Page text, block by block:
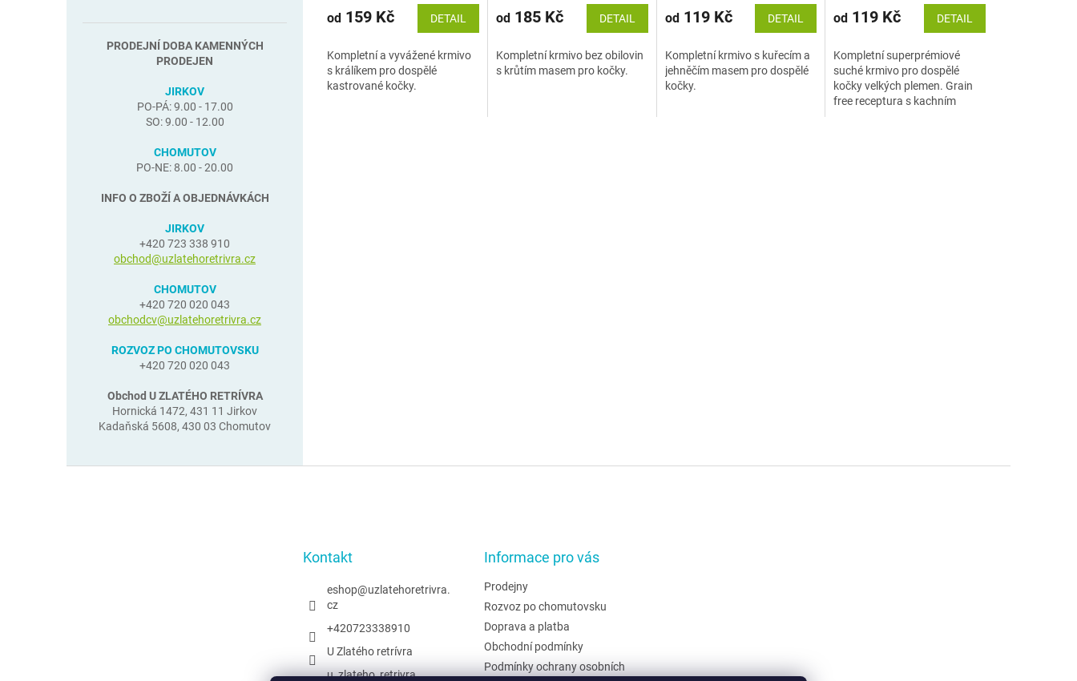
PRODEJNÍ DOBA KAMENNÝCH
PRODEJEN
JIRKOV
PO-PÁ: 9.00 - 17.00
SO: 9.00 - 12.00
CHOMUTOV
PO-NE: 8.00 - 20.00
INFO O ZBOŽÍ A OBJEDNÁVKÁCH
JIRKOV
+420 723 338 910
obchod@uzlatehoretrivra.cz
CHOMUTOV
+420 720 020 043
obchodcv@uzlatehoretrivra.cz
ROZVOZ PO CHOMUTOVSKU
+420 720 020 043
Obchod U ZLATÉHO RETRÍVRA
Hornická 1472, 431 11 Jirkov
Kadaňská 5608, 430 03 Chomutov
od 159 Kč DETAIL
Kompletní a vyvážené krmivo
s králíkem pro dospělé
kastrované kočky.
od185 Kč DETAIL
Kompletní krmivo bez obilovin
s krůtím masem pro kočky.
od119 Kč DETAIL
Kompletní krmivo s kuřecím a
jehněčím masem pro dospělé
kočky.
od 119 Kč DETAIL
Kompletní superprémiové
suché krmivo pro dospělé
kočky velkých plemen. Grain
free receptura s kachním
Kontakt
eshop@uzlatehoretrivra.
cz
+420723338910
U Zlatého retrívra
u_zlateho_retrivra
Informace pro vás
Prodejny
Rozvoz po chomutovsku
Doprava a platba
Obchodní podmínky
Podmínky ochrany osobních